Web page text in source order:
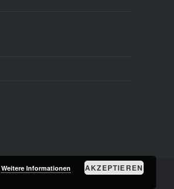
Weitere Informationen AKZEPTIEREN